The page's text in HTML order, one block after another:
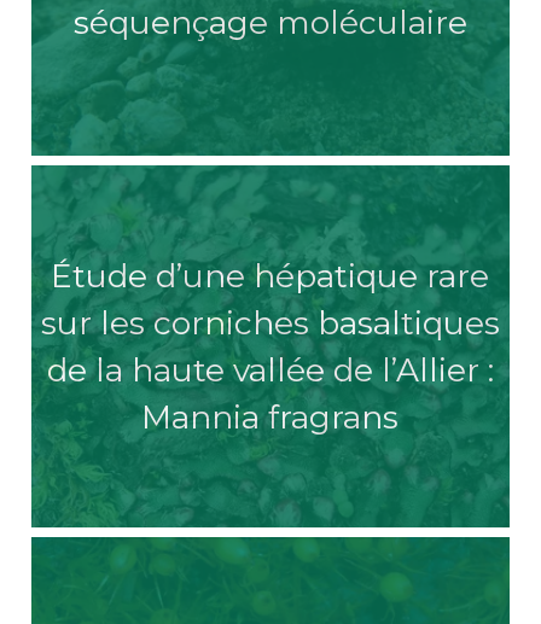
séquençage moléculaire
Étude d’une hépatique rare
sur les corniches basaltiques
de la haute vallée de l’Allier :
Mannia fragrans